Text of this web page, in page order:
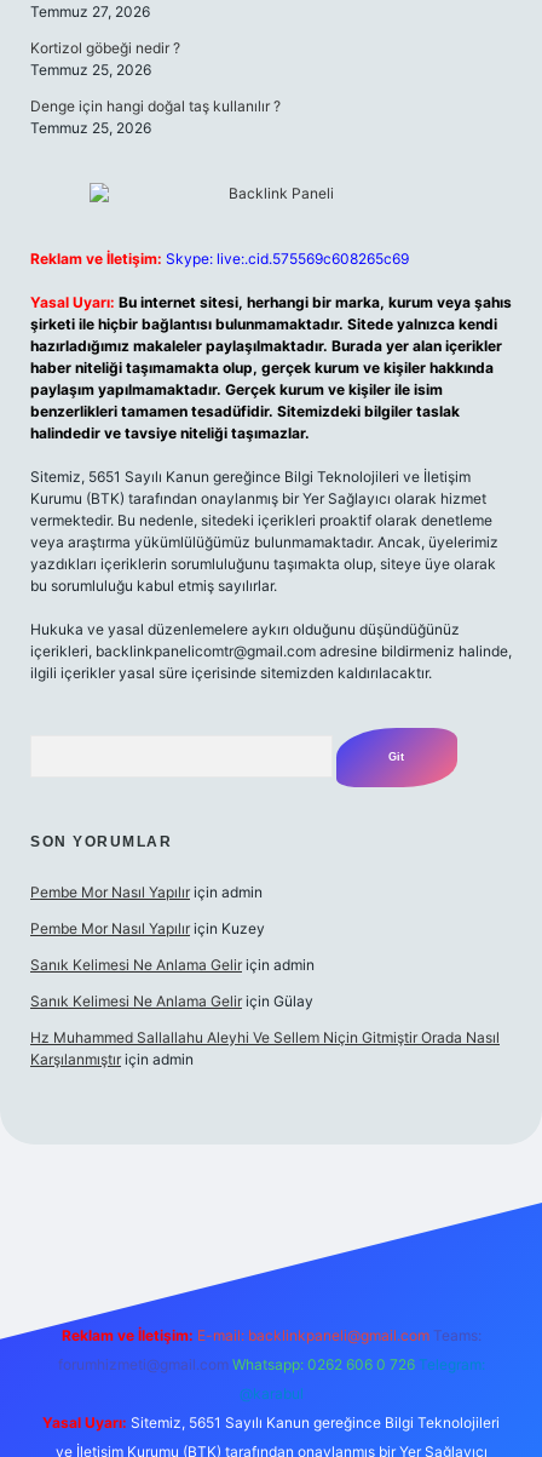
Temmuz 27, 2026
Kortizol göbeği nedir ?
Temmuz 25, 2026
Denge için hangi doğal taş kullanılır ?
Temmuz 25, 2026
Reklam ve İletişim: Skype: live:.cid.575569c608265c69
Yasal Uyarı: Bu internet sitesi, herhangi bir marka, kurum veya şahıs
şirketi ile hiçbir bağlantısı bulunmamaktadır. Sitede yalnızca kendi
hazırladığımız makaleler paylaşılmaktadır. Burada yer alan içerikler
haber niteliği taşımamakta olup, gerçek kurum ve kişiler hakkında
paylaşım yapılmamaktadır. Gerçek kurum ve kişiler ile isim
benzerlikleri tamamen tesadüfidir. Sitemizdeki bilgiler taslak
halindedir ve tavsiye niteliği taşımazlar.
Sitemiz, 5651 Sayılı Kanun gereğince Bilgi Teknolojileri ve İletişim
Kurumu (BTK) tarafından onaylanmış bir Yer Sağlayıcı olarak hizmet
vermektedir. Bu nedenle, sitedeki içerikleri proaktif olarak denetleme
veya araştırma yükümlülüğümüz bulunmamaktadır. Ancak, üyelerimiz
yazdıkları içeriklerin sorumluluğunu taşımakta olup, siteye üye olarak
bu sorumluluğu kabul etmiş sayılırlar.
Hukuka ve yasal düzenlemelere aykırı olduğunu düşündüğünüz
içerikleri, backlinkpanelicomtr@gmail.com adresine bildirmeniz halinde,
ilgili içerikler yasal süre içerisinde sitemizden kaldırılacaktır.
SON YORUMLAR
Pembe Mor Nasıl Yapılır için admin
Pembe Mor Nasıl Yapılır için Kuzey
Sanık Kelimesi Ne Anlama Gelir için admin
Sanık Kelimesi Ne Anlama Gelir için Gülay
Hz Muhammed Sallallahu Aleyhi Ve Sellem Niçin Gitmiştir Orada Nasıl
Karşılanmıştır için admin
Reklam ve İletişim: E-mail: backlinkpaneli@gmail.com Teams:
forumhizmeti@gmail.com Whatsapp: 0262 606 0 726 Telegram:
@karabul
Yasal Uyarı: Sitemiz, 5651 Sayılı Kanun gereğince Bilgi Teknolojileri
ve İletişim Kurumu (BTK) tarafından onaylanmış bir Yer Sağlayıcı